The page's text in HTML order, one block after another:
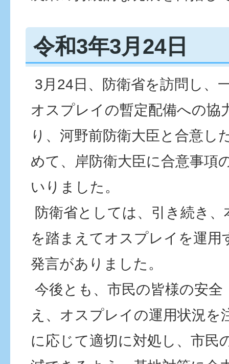
令和3年3月24日
3月24日、防衛省を訪問し、
オスプレイの暫定配備への協
り、河野前防衛大臣と合意し
めて、岸防衛大臣に合意事項
いりました。
防衛省としては、引き続き
を踏まえてオスプレイを運用
発言がありました。
今後とも、市民の皆様の安全
え、オスプレイの運用状況を
に応じて適切に対処し、市民